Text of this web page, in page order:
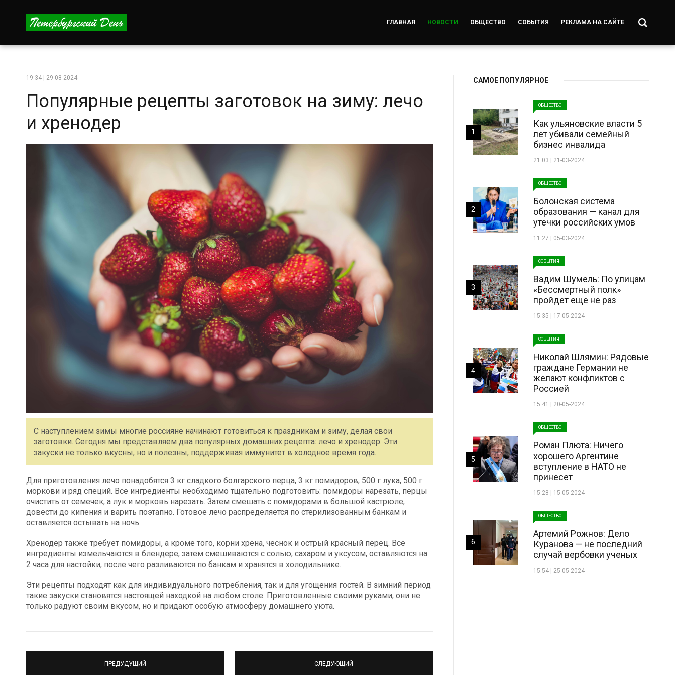
ГЛАВНАЯ НОВОСТИ ОБЩЕСТВО СОБЫТИЯ РЕКЛАМА НА САЙТЕ
19:34 | 29-08-2024
Популярные рецепты заготовок на зиму: лечо
и хренодер
С наступлением зимы многие россияне начинают готовиться к праздникам и зиму, делая свои
заготовки. Сегодня мы представляем два популярных домашних рецепта: лечо и хренодер. Эти
закуски не только вкусны, но и полезны, поддерживая иммунитет в холодное время года.
Для приготовления лечо понадобятся 3 кг сладкого болгарского перца, 3 кг помидоров, 500 г лука, 500 г
моркови и ряд специй. Все ингредиенты необходимо тщательно подготовить: помидоры нарезать, перцы
очистить от семечек, а лук и морковь нарезать. Затем смешать с помидорами в большой кастрюле,
довести до кипения и варить поэтапно. Готовое лечо распределяется по стерилизованным банкам и
оставляется остывать на ночь.
Хренодер также требует помидоры, а кроме того, корни хрена, чеснок и острый красный перец. Все
ингредиенты измельчаются в блендере, затем смешиваются с солью, сахаром и уксусом, оставляются на
2 часа для настойки, после чего разливаются по банкам и хранятся в холодильнике.
Эти рецепты подходят как для индивидуального потребления, так и для угощения гостей. В зимний период
такие закуски становятся настоящей находкой на любом столе. Приготовленные своими руками, они не
только радуют своим вкусом, но и придают особую атмосферу домашнего уюта.
ПРЕДУДУЩИЙ СЛЕДУЮЩИЙ
САМОЕ ПОПУЛЯРНОЕ
ОБЩЕСТВО
Как ульяновские власти 5
лет убивали семейный
бизнес инвалида
21:03 | 21-03-2024
1
ОБЩЕСТВО
Болонская система
образования — канал для
утечки российских умов
11:27 | 05-03-2024
2
СОБЫТИЯ
Вадим Шумель: По улицам
«Бессмертный полк»
пройдет еще не раз
15:35 | 17-05-2024
3
СОБЫТИЯ
Николай Шлямин: Рядовые
граждане Германии не
желают конфликтов с
Россией
15:41 | 20-05-2024
4
ОБЩЕСТВО
Роман Плюта: Ничего
хорошего Аргентине
вступление в НАТО не
принесет
15:28 | 15-05-2024
5
ОБЩЕСТВО
Артемий Рожнов: Дело
Куранова — не последний
случай вербовки ученых
15:54 | 25-05-2024
6